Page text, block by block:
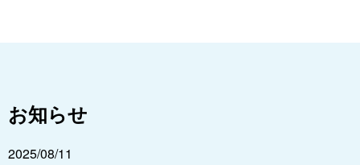
お知らせ
2025/08/11